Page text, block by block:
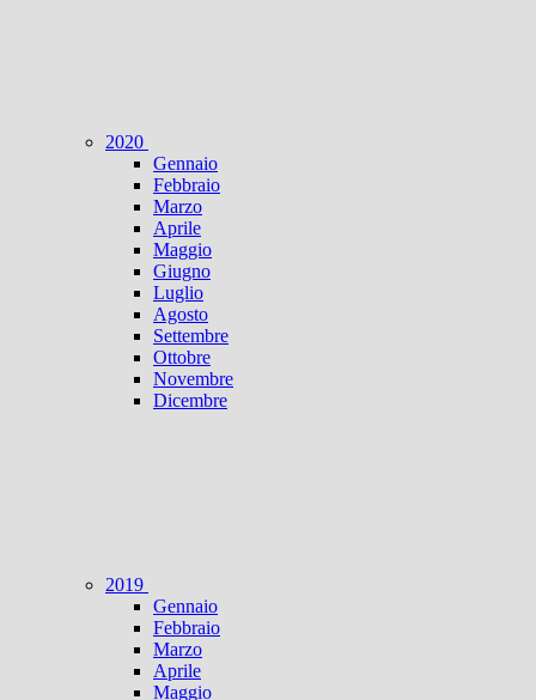
2020
Gennaio
Febbraio
Marzo
Aprile
Maggio
Giugno
Luglio
Agosto
Settembre
Ottobre
Novembre
Dicembre
2019
Gennaio
Febbraio
Marzo
Aprile
Maggio